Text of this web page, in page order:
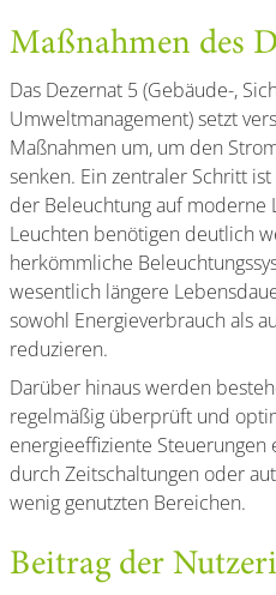
Maßnahmen des
Das Dezernat 5 (Gebäude-,
Umweltmanagement) setzt
Maßnahmen um, um den
senken. Ein zentraler Schritt
der Beleuchtung auf moderne
Leuchten benötigen deutlich
herkömmliche
wesentlich längere
sowohl Energieverbrauch als
reduzieren.
Darüber hinaus werden
regelmäßig überprüft und
energieeffiziente Steuerungen
durch Zeitschaltungen oder
wenig genutzten Bereichen.
Beitrag der